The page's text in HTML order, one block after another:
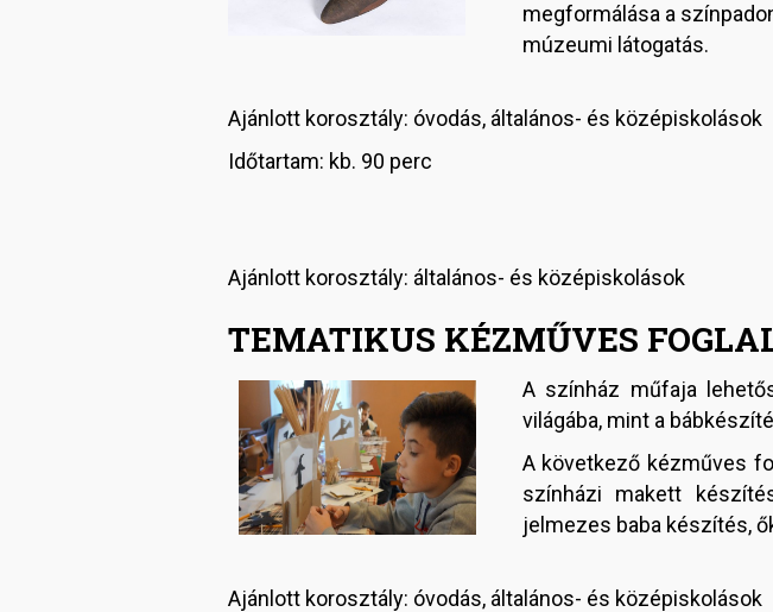
megformálása a
múzeumi látogatás.
Ajánlott korosztály: óvodás, általános- és középiskolások
Időtartam: kb. 90 perc
Ajánlott korosztály: általános- és középiskolások
TEMATIKUS KÉZMŰVES
A színház műfaja
világába, mint a
A következő kézműves
színházi makett
jelmezes baba készítés,
Ajánlott korosztály: óvodás, általános- és középiskolások